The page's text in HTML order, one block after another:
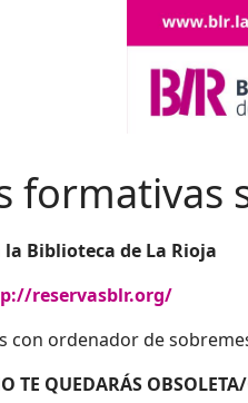
formativas
Biblioteca de La Rioja
reservasblr.org/
con ordenador de
TE QUEDARÁS